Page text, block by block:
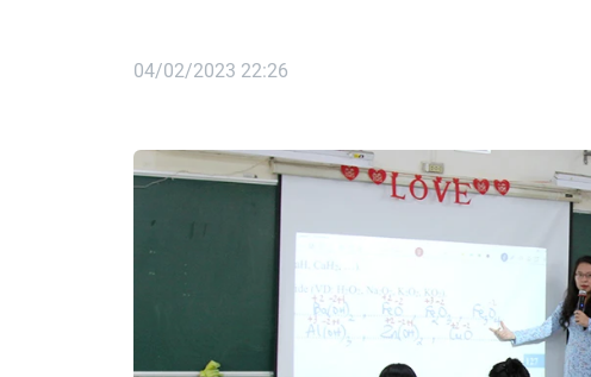
04/02/2023 22:26